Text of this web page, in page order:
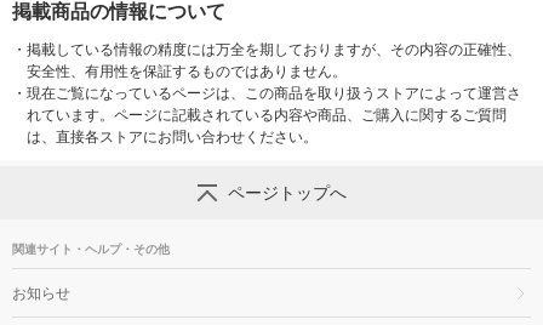
掲載商品の情報について
・ 掲載している情報の精度には万全を期しておりますが、その内容の正確性、
安全性、有用性を保証するものではありません。
・ 現在ご覧になっているページは、この商品を取り扱うストアによって運営さ
れています。ページに記載されている内容や商品、ご購入に関するご質問
は、直接各ストアにお問い合わせください。
ページトップへ
関連サイト・ヘルプ・その他
お知らせ